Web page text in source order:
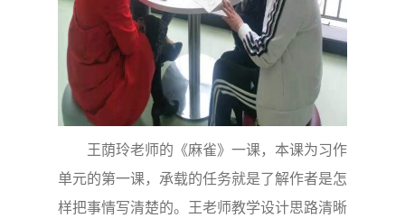
王荫玲老师的《麻雀》一课，本课为习作
单元的第一课，承载的任务就是了解作者是怎
样把事情写清楚的。王老师教学设计思路清晰